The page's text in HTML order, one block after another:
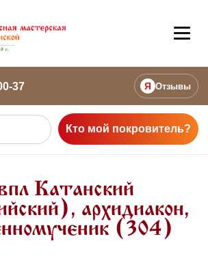
37 Я Отзывы
Кто мой покровитель?
Катанский
архидиакон,
(304)